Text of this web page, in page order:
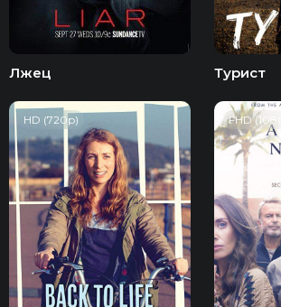
Лжец Турист
HD (720p) FHD